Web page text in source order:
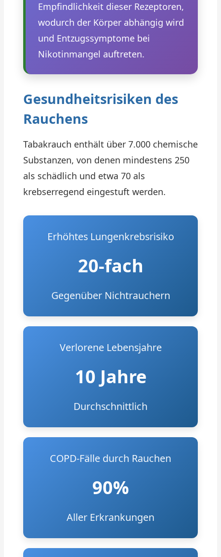
Empfindlichkeit dieser Rezeptoren,
wodurch der Körper abhängig wird
und Entzugssymptome bei
Nikotinmangel auftreten.
Gesundheitsrisiken des
Rauchens
Tabakrauch enthält über 7.000 chemische
Substanzen, von denen mindestens 250
als schädlich und etwa 70 als
krebserregend eingestuft werden.
Erhöhtes Lungenkrebsrisiko
20-fach
Gegenüber Nichtrauchern
Verlorene Lebensjahre
10 Jahre
Durchschnittlich
COPD-Fälle durch Rauchen
90%
Aller Erkrankungen